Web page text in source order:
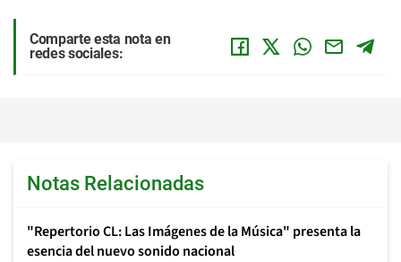
Comparte esta nota en
redes sociales:
Notas Relacionadas
"Repertorio CL: Las Imágenes de la Música" presenta la
esencia del nuevo sonido nacional